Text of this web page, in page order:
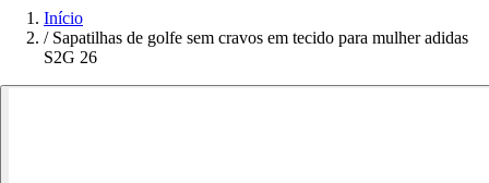
Início
/ Sapatilhas de golfe sem cravos em tecido para mulher adidas
S2G 26